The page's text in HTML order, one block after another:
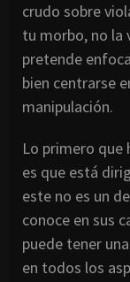
crudo sobre
tu morbo, no la
pretende
bien centrarse
manipulación.
Lo primero que
es que está
este no es un
conoce en sus
puede tener
en todos los